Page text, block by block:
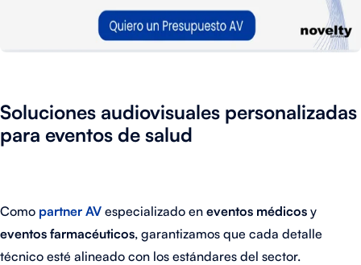
Soluciones audiovisuales personalizadas
para eventos de salud
Como partner AV especializado en eventos médicos y
eventos farmacéuticos, garantizamos que cada detalle
técnico esté alineado con los estándares del sector.